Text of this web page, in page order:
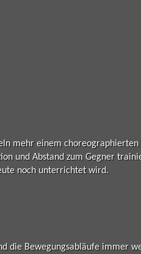
mehr einem choreographierten
und Abstand zum Gegner
noch unterrichtet wird.
die Bewegungsabläufe immer